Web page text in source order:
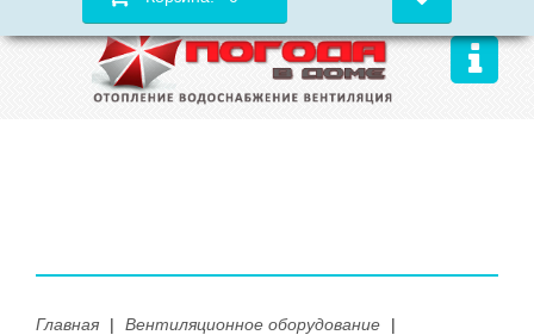
Главная | Вентиляционное оборудование
|